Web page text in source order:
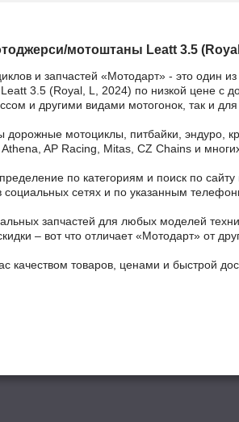
мотоштаны Leatt 3.5
и запчастей «Мотодарт» - это один
3.5 (Royal, L, 2024) по низкой цене с
и другими видами мотогонок, так и
дорожные мотоциклы, питбайки, эндуро,
AP Racing, Mitas, CZ Chains и
по категориям и поиск по
социальных сетях и по указанным
запчастей для любых моделей
– вот что отличает «Мотодарт» от
качеством товаров, ценами и быстрой